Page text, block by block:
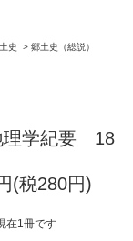
史 > 郷土史（総説）
理学紀要 18
(税280円)
在1冊です